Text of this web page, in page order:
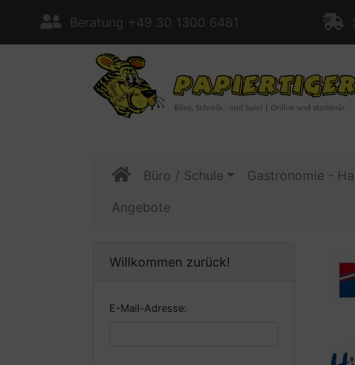
Beratung +49 30 1300 6481
Büro / Schule
Gastronomie -
Angebote
Willkommen zurück!
E-Mail-Adresse: